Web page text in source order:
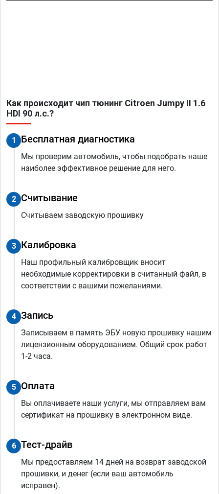
Как происходит чип тюнинг Citroen Jumpy II 1.6
HDI 90 л.с.?
1 Бесплатная диагностика
Мы проверим автомобиль, чтобы подобрать наше
наиболее эффективное решение для него.
2 Считывание
Считываем заводскую прошивку
3 Калибровка
Наш профильный калибровщик вносит
необходимые корректировки в считанный файл, в
соответствии с вашими пожеланиями.
4 Запись
Записываем в память ЭБУ новую прошивку нашим
лицензионным оборудованием. Общий срок работ
1-2 часа.
5 Оплата
Вы оплачиваете наши услуги, мы отправляем вам
сертификат на прошивку в электронном виде.
6 Тест-драйв
Мы предоставляем 14 дней на возврат заводской
прошивки, и денег (если ваш автомобиль
исправен).